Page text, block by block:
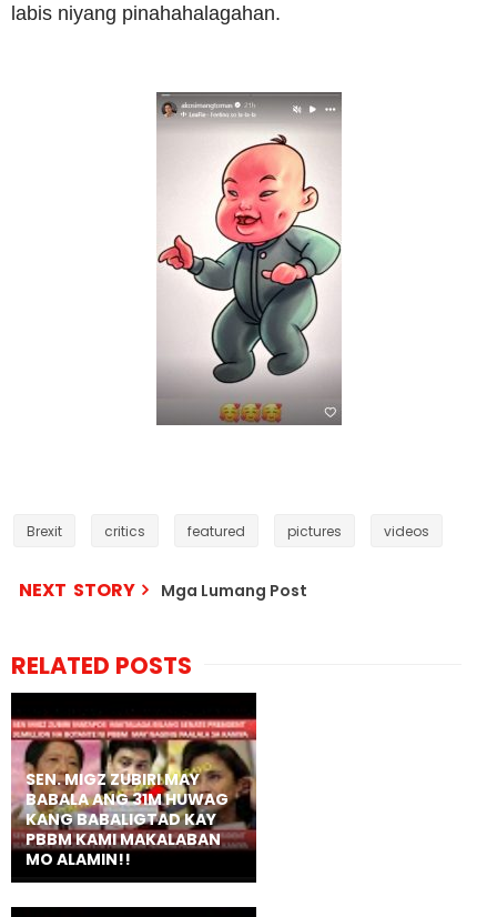
labis niyang pinahahalagahan.
Brexit critics featured pictures videos
NEXT STORY Mga Lumang Post
RELATED POSTS
SEN. MIGZ ZUBIRI MAY
BABALA ANG 31M HUWAG
KANG BABALIGTAD KAY
PBBM KAMI MAKALABAN
MO ALAMIN!!